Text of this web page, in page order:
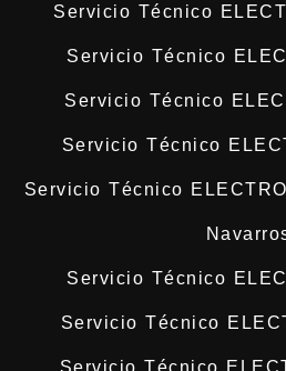
Servicio Técnico
Servicio Técnico
Servicio Técnico
Servicio Técnico
Servicio Técnico
Servicio Técnico
Servicio Técnico
Servicio Técnico